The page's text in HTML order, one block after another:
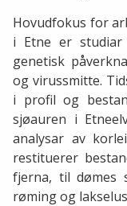
Hovudfokus for
i Etne er studiar
genetisk
og virussmitte.
i profil og
sjøauren i
analysar av
restituerer
fjerna, til dømes
røming og